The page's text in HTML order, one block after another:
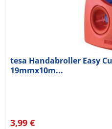
tesa Handabroller Easy
19mmx10m...
3,99 €